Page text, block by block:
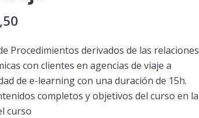
Procedimientos derivados de las relaciones
con clientes en agencias de viaje a
de e-learning con una duración de 15h.
completos y objetivos del curso en la
curso